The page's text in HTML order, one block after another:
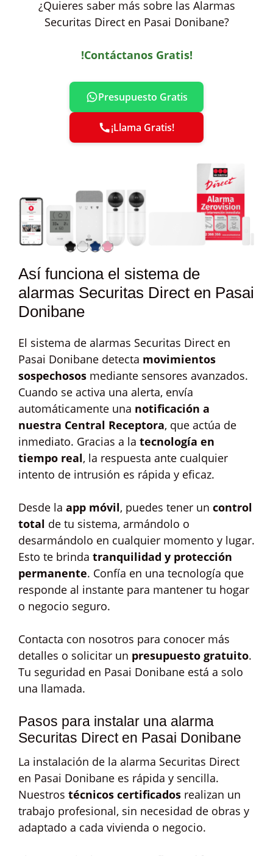
¿Quieres saber más sobre las Alarmas
Securitas Direct en Pasai Donibane?
!Contáctanos Gratis!
Presupuesto Gratis
¡Llama Gratis!
Así funciona el sistema de
alarmas Securitas Direct en Pasai
Donibane
El sistema de alarmas Securitas Direct en
Pasai Donibane detecta movimientos
sospechosos mediante sensores avanzados.
Cuando se activa una alerta, envía
automáticamente una notificación a
nuestra Central Receptora, que actúa de
inmediato. Gracias a la tecnología en
tiempo real, la respuesta ante cualquier
intento de intrusión es rápida y eficaz.
Desde la app móvil, puedes tener un control
total de tu sistema, armándolo o
desarmándolo en cualquier momento y lugar.
Esto te brinda tranquilidad y protección
permanente. Confía en una tecnología que
responde al instante para mantener tu hogar
o negocio seguro.
Contacta con nosotros para conocer más
detalles o solicitar un presupuesto gratuito.
Tu seguridad en Pasai Donibane está a solo
una llamada.
Pasos para instalar una alarma
Securitas Direct en Pasai Donibane
La instalación de la alarma Securitas Direct
en Pasai Donibane es rápida y sencilla.
Nuestros técnicos certificados realizan un
trabajo profesional, sin necesidad de obras y
adaptado a cada vivienda o negocio.